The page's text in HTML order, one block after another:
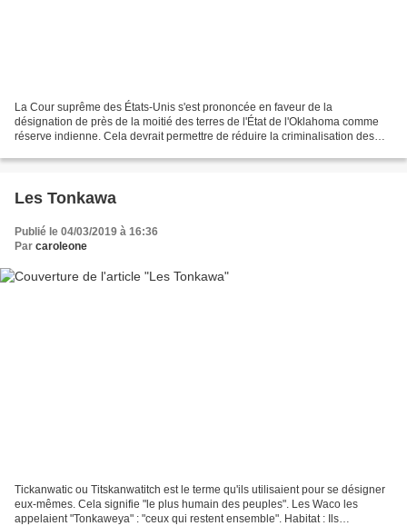
La Cour suprême des États-Unis s'est prononcée en faveur de la
désignation de près de la moitié des terres de l'État de l'Oklahoma comme
réserve indienne. Cela devrait permettre de réduire la criminalisation des
Les Tonkawa
Publié le 04/03/2019 à 16:36
Par caroleone
Tickanwatic ou Titskanwatitch est le terme qu'ils utilisaient pour se désigner
eux-mêmes. Cela signifie "le plus humain des peuples". Les Waco les
appelaient "Tonkaweya" : "ceux qui restent ensemble". Habitat : Ils